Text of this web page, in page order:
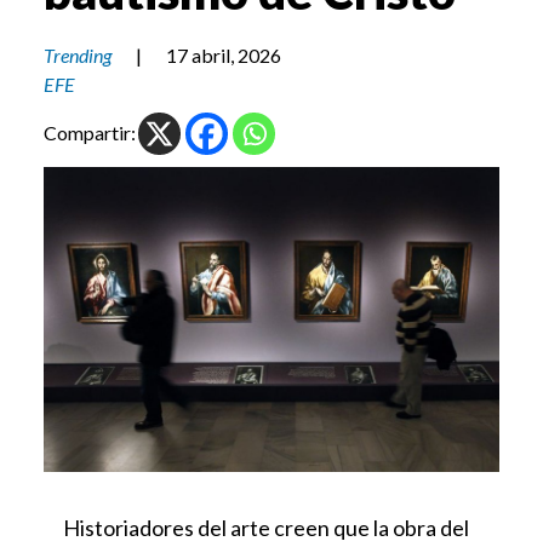
Trending |
17 abril, 2026
EFE
Compartir:
Historiadores del arte creen que la obra del